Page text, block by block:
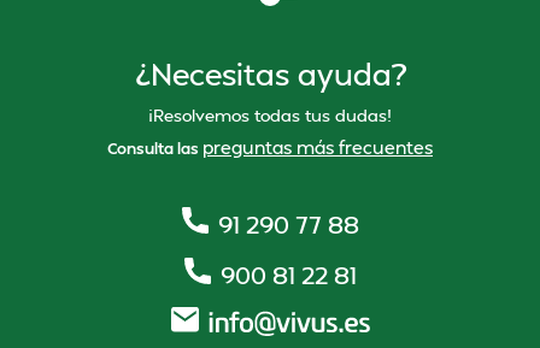
¿Necesitas ayuda?
¡Resolvemos todas tus dudas!
Consulta las preguntas más frecuentes
91 290 77 88
900 81 22 81